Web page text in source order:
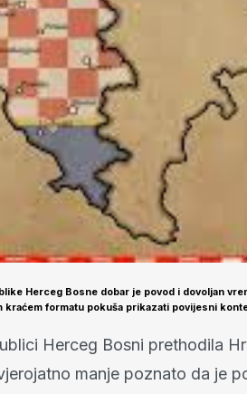
Herceg Bosne dobar je povod i dovoljan
kraćem formatu pokuša prikazati povijesni
Herceg Bosni prethodila
manje poznato da je